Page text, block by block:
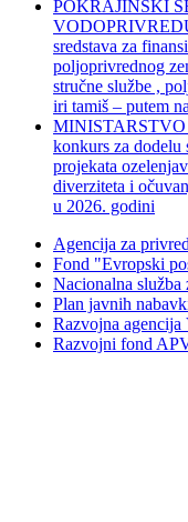
POKRAJINSKI
sredstava za
poljoprivrednog
stručne službe ,
iri tamiš ‒ putem
konkurs za dodelu
projekata
diverziteta i
u 2026. godini
Agencija za
Fond "Evropski
Nacionalna služba
Plan javnih
Razvojna agencija
Razvojni fond